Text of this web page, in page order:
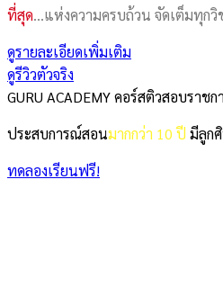
ที่สุด…แห่งความครบถ้วน จัดเต็มทุกวิ
ดูรายละเอียดเพิ่มเติม
ดูรีวิวตัวจริง
GURU ACADEMY คอร์สติวสอบราชก
ประสบการณ์สอนมากกว่า 10 ปี มีลูก
ทดลองเรียนฟรี!